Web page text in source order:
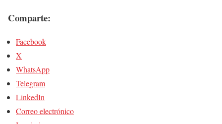
Comparte:
Facebook
X
WhatsApp
Telegram
LinkedIn
Correo electrónico